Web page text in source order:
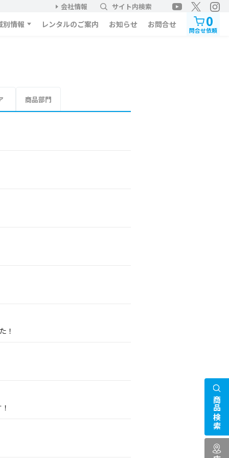
会社情報 サイト内検索
別情報 レンタルのご案内 お知らせ お問合せ 0
問合せ依頼
商品部門
！
商品検索